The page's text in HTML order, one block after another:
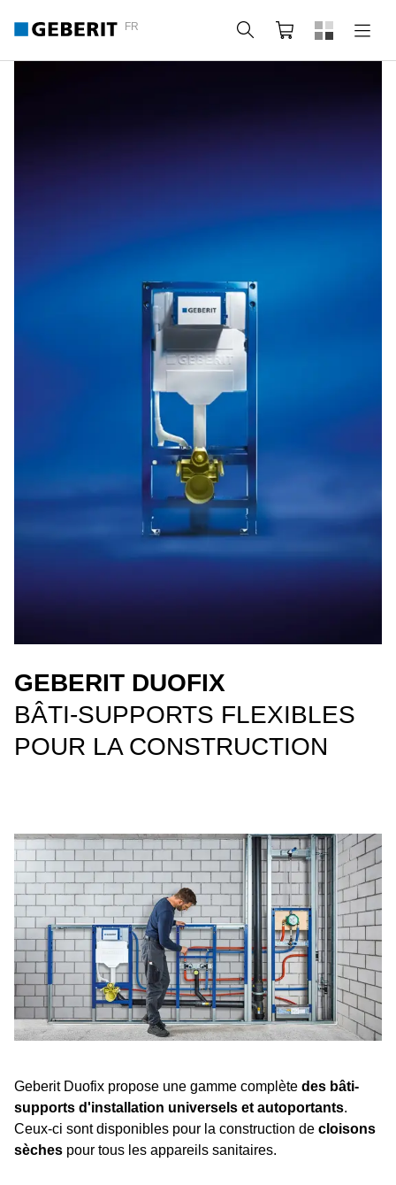
FR Rechercher
Panier
GEBERIT DUOFIX
BÂTI-SUPPORTS FLEXIBLES
POUR LA CONSTRUCTION
Geberit Duofix propose une gamme complète des bâti-
supports d'installation universels et autoportants.
Ceux-ci sont disponibles pour la construction de cloisons
sèches pour tous les appareils sanitaires.